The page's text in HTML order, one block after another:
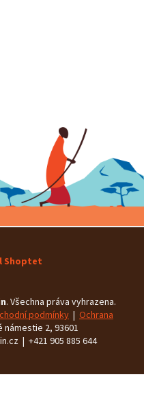
Shoptet
. Všechna práva vyhrazena.
podmínky | Ochrana
námestie 2, 93601
| +421 905 885 644